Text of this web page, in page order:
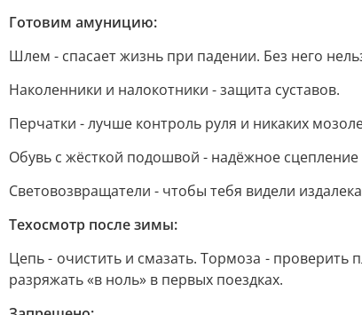
Готовим амуницию:
Шлем - спасает жизнь при падении. Без него
Наколенники и налокотники - защита суставов.
Перчатки - лучше контроль руля и никаких
Обувь с жёсткой подошвой - надёжное сцепление
Световозвращатели - чтобы тебя видели
Техосмотр после зимы:
Цепь - очистить и смазать. Тормоза - проверить
разряжать «в ноль» в первых поездках.